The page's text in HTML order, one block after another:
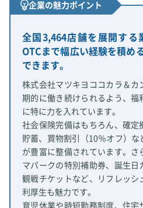
企業の魅力ポイント
全国3,464店舗を展開する
OTCまで幅広い経験を積め
できます。
株式会社マツキヨココカラ＆カ
期的に働き続けられるよう、福
に特に力を入れています。
社会保険完備はもちろん、確定
貯蓄、買物割引（10％オフ）
が豊富に整備されています。さ
マパークの特別補助券、誕生日
観戦チケットなど、リフレッシ
利厚生も魅力です。
育児休業や時短勤務制度、住宅